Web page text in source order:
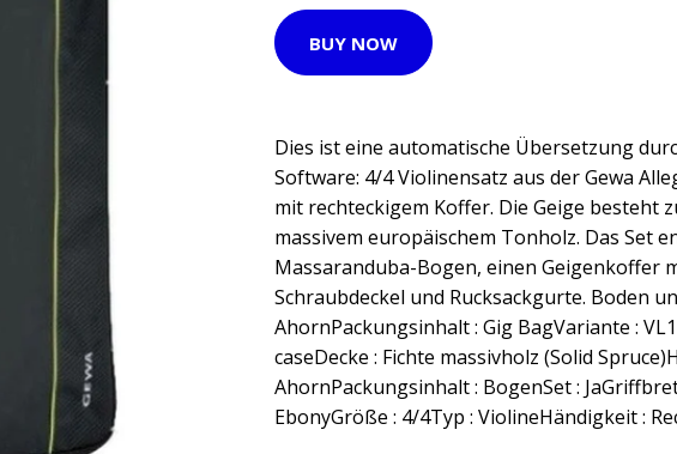
BUY NOW
Dies ist eine automatische Übersetzung
Software: 4/4 Violinensatz aus der Gewa
mit rechteckigem Koffer. Die Geige besteht
massivem europäischem Tonholz. Das Set
Massaranduba-Bogen, einen Geigenkoffer
Schraubdeckel und Rucksackgurte. Boden
AhornPackungsinhalt : Gig BagVariante :
caseDecke : Fichte massivholz (Solid
AhornPackungsinhalt : BogenSet :
EbonyGröße : 4/4Typ : ViolineHändigkeit :